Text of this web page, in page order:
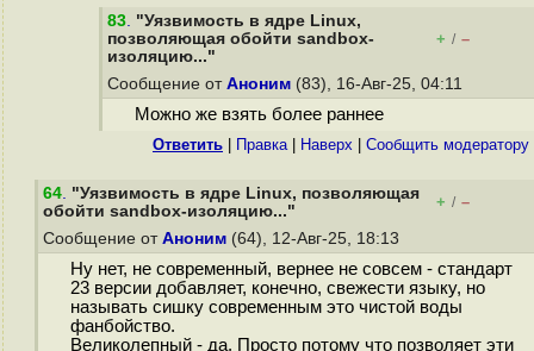
83. "Уязвимость в ядре Linux,
позволяющая обойти sandbox-
изоляцию..."
+ / –
Сообщение от Аноним (83), 16-Авг-25, 04:11
Можно же взять более раннее
Ответить Правка| Наверх Cообщить модератору
64. "Уязвимость в ядре Linux, позволяющая
обойти sandbox-изоляцию..."
+ / –
Сообщение от Аноним (64), 12-Авг-25, 18:13
Ну нет, не современный, вернее не совсем - стандарт
23 версии добавляет, конечно, свежести языку, но
называть сишку современным это чистой воды
фанбойство.
Великолепный - да. Просто потому что позволяет эти